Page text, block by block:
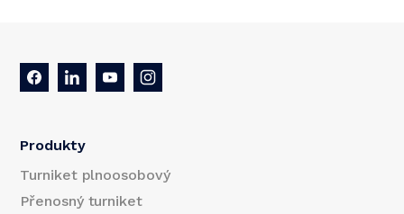
Produkty
Turniket plnoosobový
Přenosný turniket